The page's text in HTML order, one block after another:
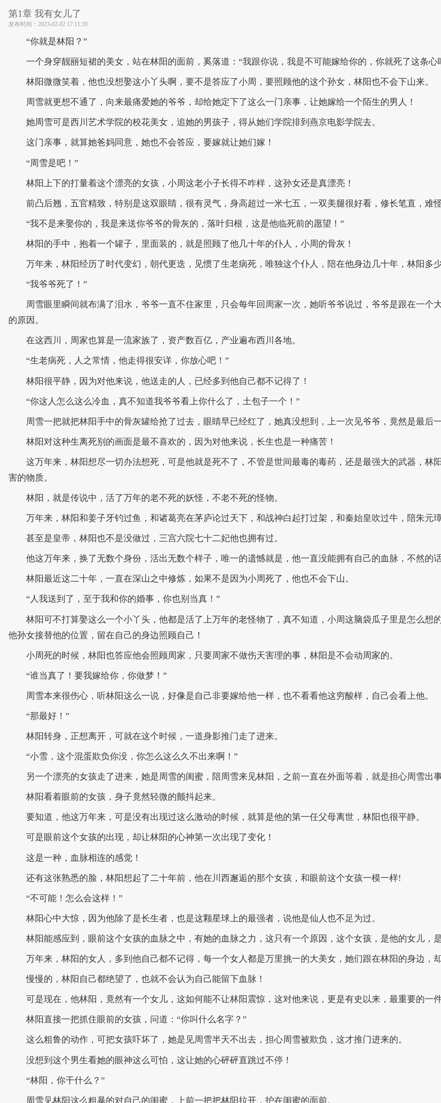
第1章 我有女儿了
发布时间： 2023-02-02 17:11:20
“你就是林阳？”
一个身穿靓丽短裙的美女，站在林阳的面前，奚落道：“我跟你说，我是不可能嫁给你的，你就死了这条心
林阳微微笑着，他也没想娶这小丫头啊，要不是答应了小周，要照顾他的这个孙女，林阳也不会下山来。
周雪就更想不通了，向来最痛爱她的爷爷，却给她定下了这么一门亲事，让她嫁给一个陌生的男人！
她周雪可是西川艺术学院的校花美女，追她的男孩子，得从她们学院排到燕京电影学院去。
这门亲事，就算她爸妈同意，她也不会答应，要嫁就让她们嫁！
“周雪是吧！”
林阳上下的打量着这个漂亮的女孩，小周这老小子长得不咋样，这孙女还是真漂亮！
前凸后翘，五官精致，特别是这双眼睛，很有灵气，身高超过一米七五，一双美腿很好看，修长笔直，难
“我不是来娶你的，我是来送你爷爷的骨灰的，落叶归根，这是他临死前的愿望！”
林阳的手中，抱着一个罐子，里面装的，就是照顾了他几十年的仆人，小周的骨灰！
万年来，林阳经历了时代变幻，朝代更迭，见惯了生老病死，唯独这个仆人，陪在他身边几十年，林阳多
“我爷爷死了！”
周雪眼里瞬间就布满了泪水，爷爷一直不住家里，只会每年回周家一次，她听爷爷说过，爷爷是跟在一
的原因。
在这西川，周家也算是一流家族了，资产数百亿，产业遍布西川各地。
“生老病死，人之常情，他走得很安详，你放心吧！”
林阳很平静，因为对他来说，他送走的人，已经多到他自己都不记得了！
“你这人怎么这么冷血，真不知道我爷爷看上你什么了，土包子一个！”
周雪一把就把林阳手中的骨灰罐给抢了过去，眼睛早已经红了，她真没想到，上一次见爷爷，竟然是最后
林阳对这种生离死别的画面是最不喜欢的，因为对他来说，长生也是一种痛苦！
这万年来，林阳想尽一切办法想死，可是他就是死不了，不管是世间最毒的毒药，还是最强大的武器，林
害的物质。
林阳，就是传说中，活了万年的老不死的妖怪，不老不死的怪物。
万年来，林阳和姜子牙钓过鱼，和诸葛亮在茅庐论过天下，和战神白起打过架，和秦始皇吹过牛，陪朱元
甚至是皇帝，林阳也不是没做过，三宫六院七十二妃他也拥有过。
他这万年来，换了无数个身份，活出无数个样子，唯一的遗憾就是，他一直没能拥有自己的血脉，不然的
林阳最近这二十年，一直在深山之中修炼，如果不是因为小周死了，他也不会下山。
“人我送到了，至于我和你的婚事，你也别当真！”
林阳可不打算娶这么一个小丫头，他都是活了上万年的老怪物了，真不知道，小周这脑袋瓜子里是怎么想
他孙女接替他的位置，留在自己的身边照顾自己！
小周死的时候，林阳也答应他会照顾周家，只要周家不做伤天害理的事，林阳是不会动周家的。
“谁当真了！要我嫁给你，你做梦！”
周雪本来很伤心，听林阳这么一说，好像是自己非要嫁给他一样，也不看看他这穷酸样，自己会看上他。
“那最好！”
林阳转身，正想离开，可就在这个时候，一道身影推门走了进来。
“小雪，这个混蛋欺负你没，你怎么这么久不出来啊！”
另一个漂亮的女孩走了进来，她是周雪的闺蜜，陪周雪来见林阳，之前一直在外面等着，就是担心周雪出
林阳看着眼前的女孩，身子竟然轻微的颤抖起来。
要知道，他这万年来，可是没有出现过这么激动的时候，就算是他的第一任父母离世，林阳也很平静。
可是眼前这个女孩的出现，却让林阳的心神第一次出现了变化！
这是一种，血脉相连的感觉！
还有这张熟悉的脸，林阳想起了二十年前，他在川西邂逅的那个女孩，和眼前这个女孩一模一样!
“不可能！怎么会这样！”
林阳心中大惊，因为他除了是长生者，也是这颗星球上的最强者，说他是仙人也不足为过。
林阳能感应到，眼前这个女孩的血脉之中，有她的血脉之力，这只有一个原因，这个女孩，是他的女儿，
万年来，林阳的女人，多到他自己都不记得，每一个女人都是万里挑一的大美女，她们跟在林阳的身边，
慢慢的，林阳自己都绝望了，也就不会认为自己能留下血脉！
可是现在，他林阳，竟然有一个女儿，这如何能不让林阳震惊，这对他来说，更是有史以来，最重要的一
林阳直接一把抓住眼前的女孩，问道：“你叫什么名字？”
这么粗鲁的动作，可把女孩吓坏了，她是见周雪半天不出去，担心周雪被欺负，这才推门进来的。
没想到这个男生看她的眼神这么可怕，这让她的心砰砰直跳过不停！
“林阳，你干什么？”
周雪见林阳这么粗暴的对自己的闺蜜，上前一把把林阳拉开，护在闺蜜的面前。